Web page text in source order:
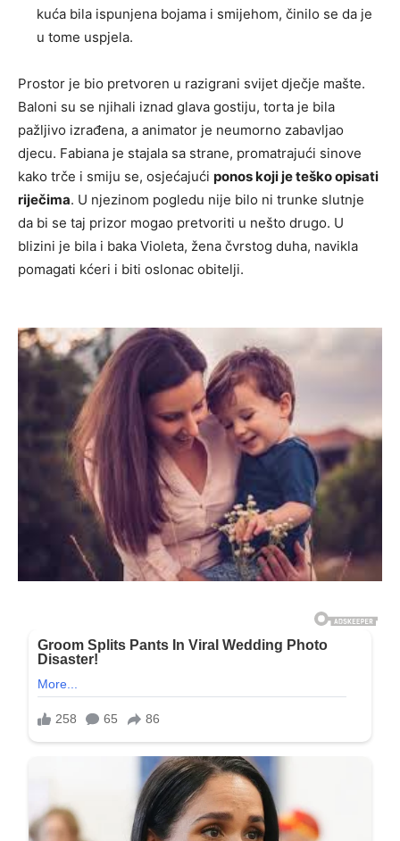
kuća bila ispunjena bojama i smijehom, činilo se da je
u tome uspjela.
Prostor je bio pretvoren u razigrani svijet dječje mašte.
Baloni su se njihali iznad glava gostiju, torta je bila
pažljivo izrađena, a animator je neumorno zabavljao
djecu. Fabiana je stajala sa strane, promatrajući sinove
kako trče i smiju se, osjećajući ponos koji je teško opisati
riječima. U njezinom pogledu nije bilo ni trunke slutnje
da bi se taj prizor mogao pretvoriti u nešto drugo. U
blizini je bila i baka Violeta, žena čvrstog duha, navikla
pomagati kćeri i biti oslonac obitelji.